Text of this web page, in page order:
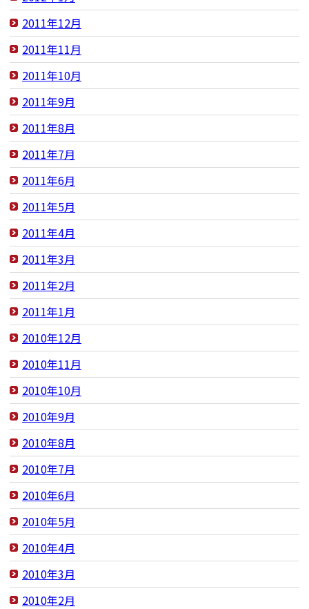
2011年12月
2011年11月
2011年10月
2011年9月
2011年8月
2011年7月
2011年6月
2011年5月
2011年4月
2011年3月
2011年2月
2011年1月
2010年12月
2010年11月
2010年10月
2010年9月
2010年8月
2010年7月
2010年6月
2010年5月
2010年4月
2010年3月
2010年2月